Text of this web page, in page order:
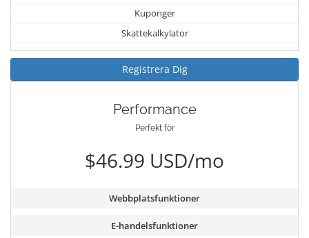
Kuponger
Skattekalkylator
Registrera Dig
Performance
Perfekt för
$46.99 USD/mo
Webbplatsfunktioner
E-handelsfunktioner